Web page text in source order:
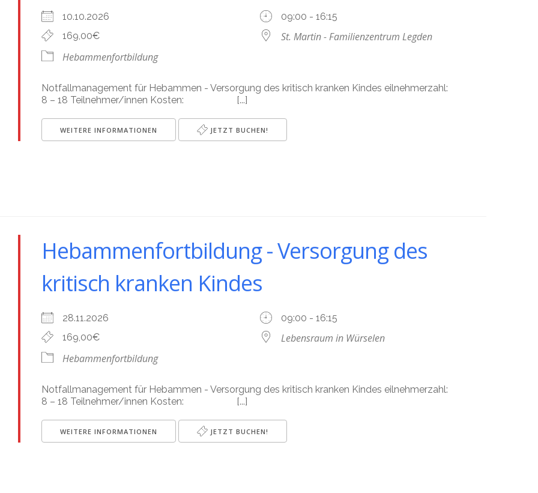
10.10.2026
09:00 - 16:15
169,00€
St. Martin - Familienzentrum Legden
Hebammenfortbildung
Notfallmanagement für Hebammen - Versorgung des kritisch kranken Kindes eilnehmerzahl:
8 – 18 Teilnehmer/innen Kosten: [...]
WEITERE INFORMATIONEN JETZT BUCHEN!
Hebammenfortbildung - Versorgung des
kritisch kranken Kindes
28.11.2026
09:00 - 16:15
169,00€
Lebensraum in Würselen
Hebammenfortbildung
Notfallmanagement für Hebammen - Versorgung des kritisch kranken Kindes eilnehmerzahl:
8 – 18 Teilnehmer/innen Kosten: [...]
WEITERE INFORMATIONEN JETZT BUCHEN!